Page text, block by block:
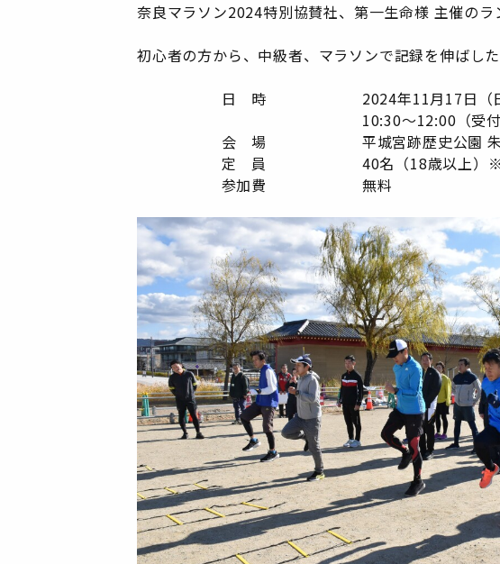
奈良マラソン2024特別協賛社、第一生命様 主催のラ
初心者の方から、中級者、マラソンで記録を伸ばし
日 時
2024年11月17日（
10:30～12:00（受付
会 場
平城宮跡歴史公園
定 員
40名（18歳以上）
参加費
無料